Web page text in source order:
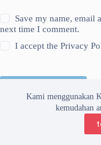
Kami menggunakan
kemudahan
Save my name, email
next time I comment.
I accept thePrivacy